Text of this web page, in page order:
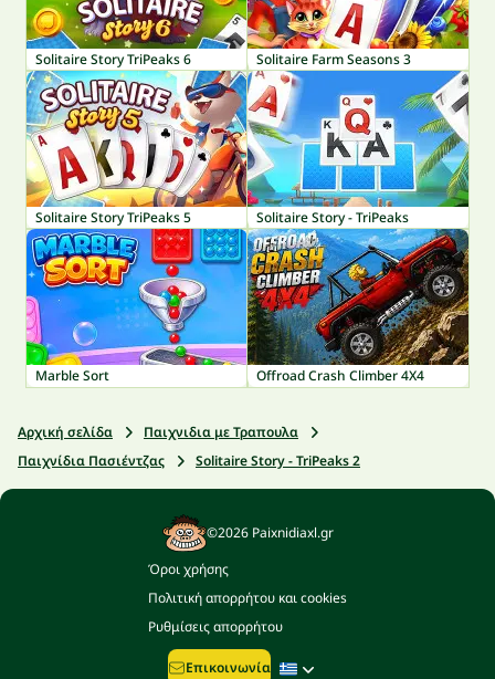
Solitaire Story TriPeaks 6 Solitaire Farm Seasons 3
Solitaire Story TriPeaks 5 Solitaire Story - TriPeaks
Marble Sort Offroad Crash Climber 4X4
Αρχική σελίδα
Παιχνιδια με Τραπουλα
Παιχνίδια Πασιέντζας
Solitaire Story - TriPeaks 2
©2026 Paixnidiaxl.gr
Όροι χρήσης
Πολιτική απορρήτου και cookies
Ρυθμίσεις απορρήτου
Επικοινωνία